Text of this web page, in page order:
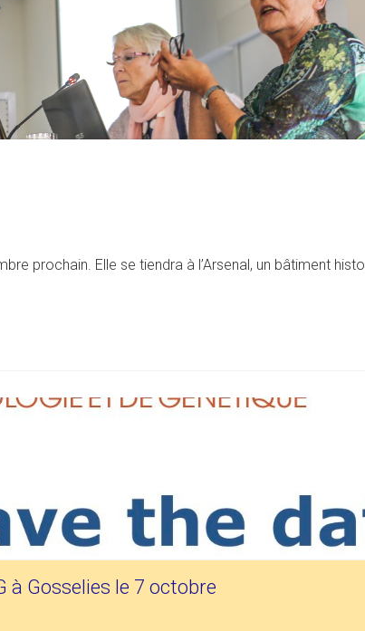
prochain. Elle se tiendra à l’Arsenal, un bâtiment
à Gosselies le 7 octobre